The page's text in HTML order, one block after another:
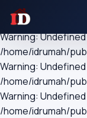
Warning: Undefined
/home/idrumah/
Warning:
/home/idrumah/
Warning: Undefined
/home/idrumah/
Warning: Undefined
/home/idrumah/